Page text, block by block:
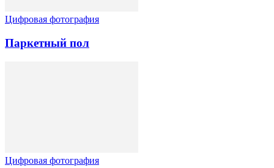
Цифровая фотография
Паркетный пол
Цифровая фотография